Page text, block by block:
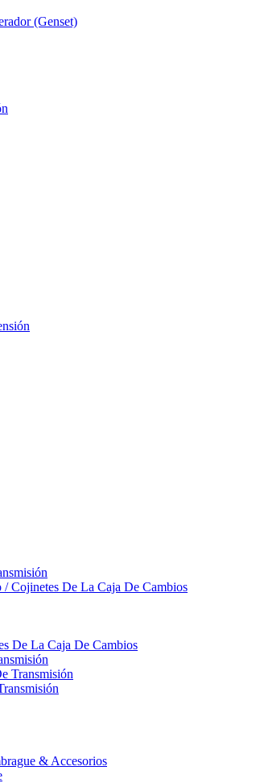
(Genset)
Cojinetes De La Caja De Cambios
De La Caja De Cambios
Transmisión
& Accesorios